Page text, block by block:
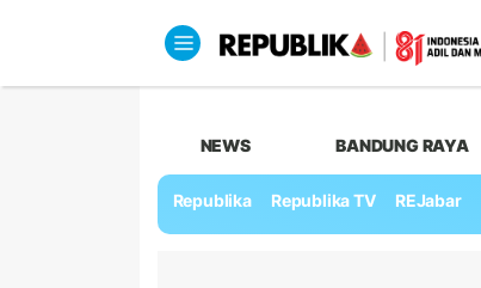
NEWS BANDUNG RAYA
Republika Republika TV REJabar